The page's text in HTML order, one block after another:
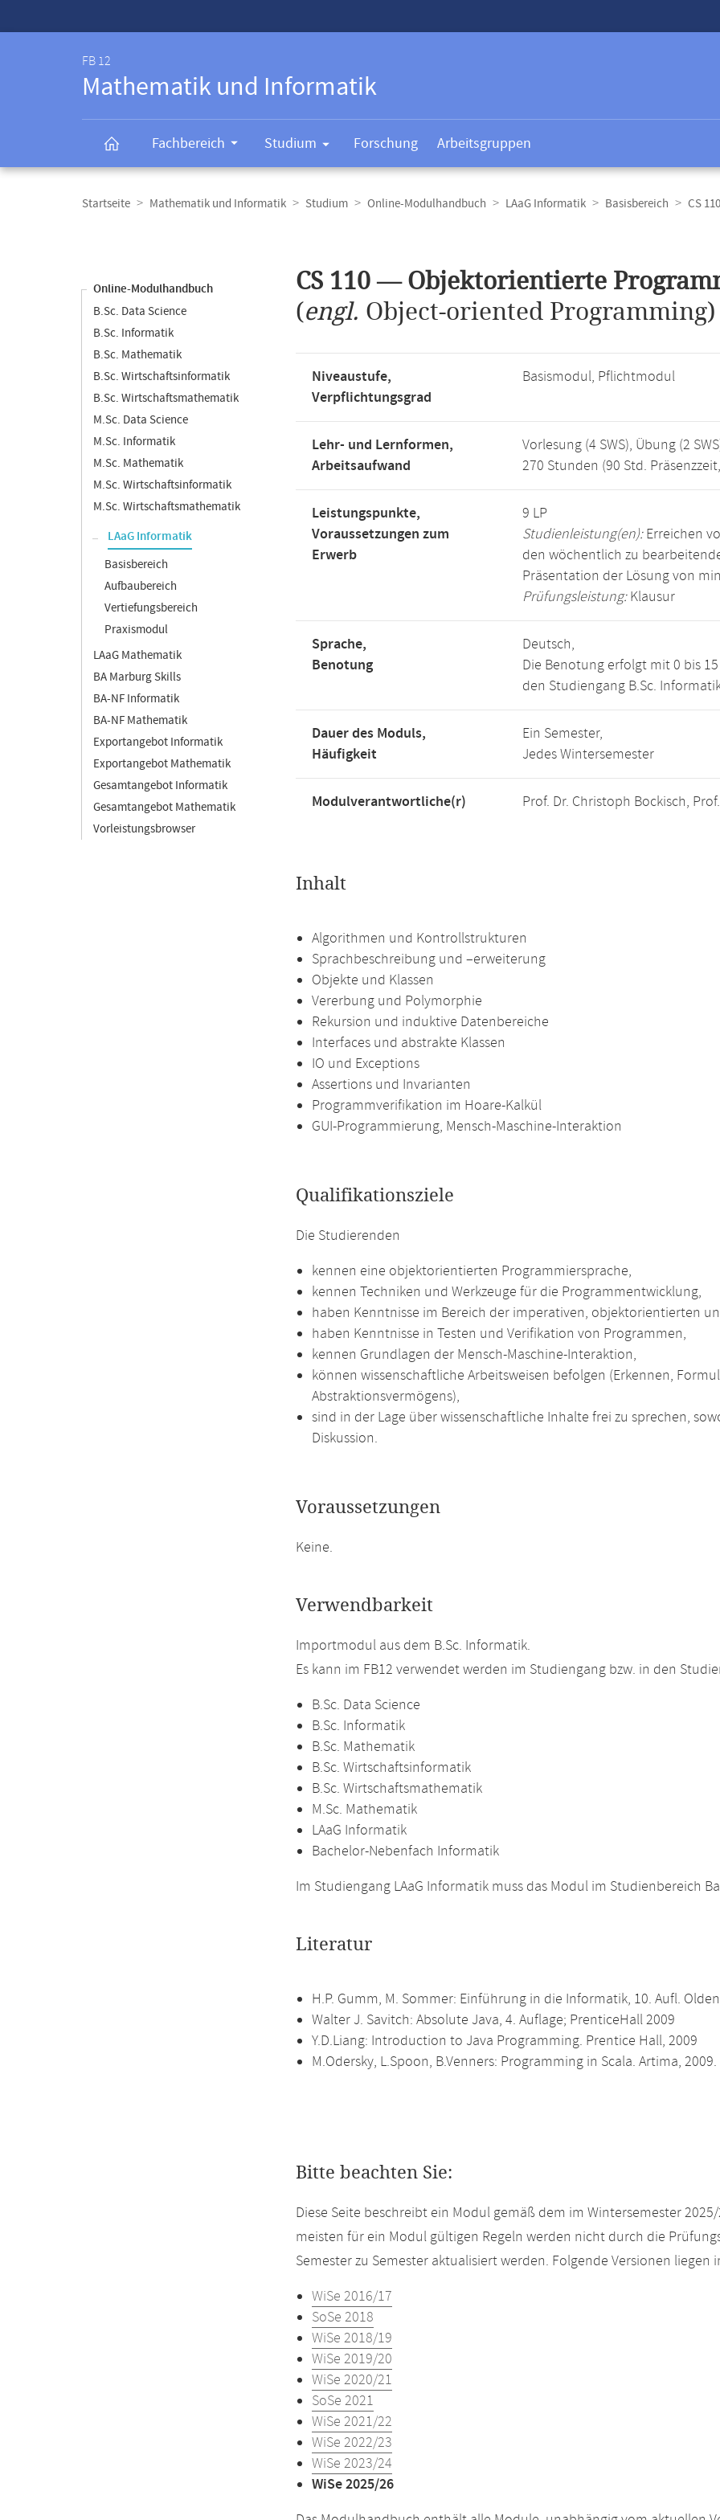
FB 12
Mathematik und Informatik
Fachbereich Studium Forschung Arbeitsgruppen
Navigation
Startseite Mathematik und Informatik Studium Online-Modulhandbuch LAaG Informatik Basisbereich CS
Online-Modulhandbuch
B.Sc. Data Science
B.Sc. Informatik
B.Sc. Mathematik
B.Sc. Wirtschaftsinformatik
B.Sc. Wirtschaftsmathematik
M.Sc. Data Science
M.Sc. Informatik
M.Sc. Mathematik
M.Sc. Wirtschaftsinformatik
M.Sc. Wirtschaftsmathematik
LAaG Informatik
Basisbereich
Aufbaubereich
Vertiefungsbereich
Praxismodul
LAaG Mathematik
BA Marburg Skills
BA-NF Informatik
BA-NF Mathematik
Exportangebot Informatik
Exportangebot Mathematik
Gesamtangebot Informatik
Gesamtangebot Mathematik
Vorleistungsbrowser
CS 110 — Objektorientierte
(engl. Object-oriented Programming)
Niveaustufe,
Verpflichtungsgrad
Basismodul, Pflichtmodul
Lehr- und Lernformen,
Arbeitsaufwand
Vorlesung (4 SWS), Übung (2
270 Stunden (90 Std.
Leistungspunkte,
Voraussetzungen zum
Erwerb
9 LP
Studienleistung(en):Erreichen
den wöchentlich zu
Präsentation der Lösung von
Prüfungsleistung:Klausur
Sprache,
Benotung
Deutsch,
Die Benotung erfolgt mit 0 bis
den Studiengang B.Sc.
Dauer des Moduls,
Häufigkeit
Ein Semester,
Jedes Wintersemester
Modulverantwortliche(r) Prof. Dr. Christoph Bockisch,
Inhalt
Algorithmen und Kontrollstrukturen
Sprachbeschreibung und –erweiterung
Objekte und Klassen
Vererbung und Polymorphie
Rekursion und induktive Datenbereiche
Interfaces und abstrakte Klassen
IO und Exceptions
Assertions und Invarianten
Programmverifikation im Hoare-Kalkül
GUI-Programmierung, Mensch-Maschine-Interaktion
Qualifikationsziele
Die Studierenden
kennen eine objektorientierten Programmiersprache,
kennen Techniken und Werkzeuge für die Programmentwicklung,
haben Kenntnisse im Bereich der imperativen, objektorientierten
haben Kenntnisse in Testen und Verifikation von Programmen,
kennen Grundlagen der Mensch-Maschine-Interaktion,
können wissenschaftliche Arbeitsweisen befolgen (Erkennen,
Abstraktionsvermögens),
sind in der Lage über wissenschaftliche Inhalte frei zu sprechen,
Diskussion.
Voraussetzungen
Keine.
Verwendbarkeit
Importmodul aus dem B.Sc. Informatik.
Es kann im FB12 verwendet werden im Studiengang bzw. in den
B.Sc. Data Science
B.Sc. Informatik
B.Sc. Mathematik
B.Sc. Wirtschaftsinformatik
B.Sc. Wirtschaftsmathematik
M.Sc. Mathematik
LAaG Informatik
Bachelor-Nebenfach Informatik
Im Studiengang LAaG Informatik muss das Modul im Studienbereich
Literatur
H.P. Gumm, M. Sommer: Einführung in die Informatik, 10. Aufl.
Walter J. Savitch: Absolute Java, 4. Auflage; PrenticeHall 2009
Y.D.Liang: Introduction to Java Programming. Prentice Hall, 2009
M.Odersky, L.Spoon, B.Venners: Programming in Scala. Artima, 2009.
Bitte beachten Sie:
Diese Seite beschreibt ein Modul gemäß dem im Wintersemester
meisten für ein Modul gültigen Regeln werden nicht durch die
Semester zu Semester aktualisiert werden. Folgende Versionen
WiSe 2016/17
SoSe 2018
WiSe 2018/19
WiSe 2019/20
WiSe 2020/21
SoSe 2021
WiSe 2021/22
WiSe 2022/23
WiSe 2023/24
WiSe 2025/26